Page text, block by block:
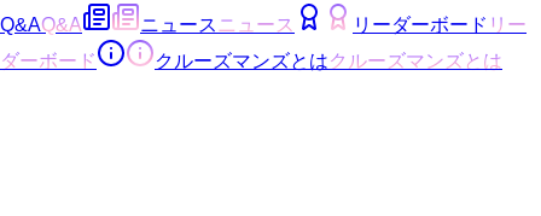
Q&AQ&A ニュース ニュース リーダーボード リー
ダーボード
クルーズマンズとはクルーズマンズとは